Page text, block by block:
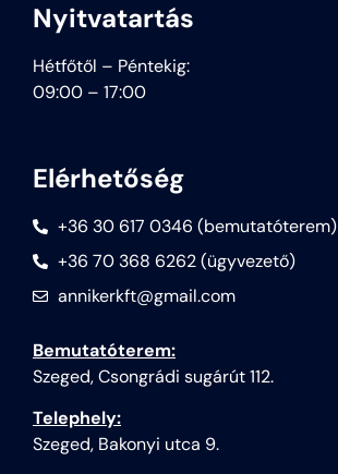
Nyitvatartás
Hétfőtől – Péntekig:
09:00 – 17:00
Elérhetőség
+36 30 617 0346 (bemutatóterem)
+36 70 368 6262 (ügyvezető)
annikerkft@gmail.com
Bemutatóterem:
Szeged, Csongrádi sugárút 112.
Telephely:
Szeged, Bakonyi utca 9.